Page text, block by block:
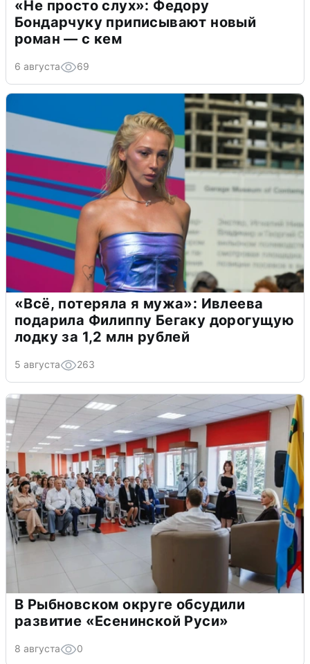
«Не просто слух»: Федору
Бондарчуку приписывают новый
роман — с кем
6 августа 69
«Всё, потеряла я мужа»: Ивлеева
подарила Филиппу Бегаку дорогущую
лодку за 1,2 млн рублей
5 августа 263
В Рыбновском округе обсудили
развитие «Есенинской Руси»
8 августа 0